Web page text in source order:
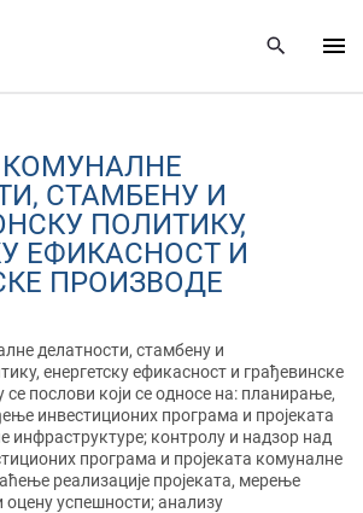
КОМУНАЛНЕ
СТАМБЕНУ И
ПОЛИТИКУ,
ЕФИКАСНОСТ И
ПРОИЗВОДЕ
делатности, стамбену и
енергетску ефикасност и грађевинске
се послови који се односе на: планирање,
инвестиционих програма и пројеката
инфраструктуре; контролу и надзор над
програма и пројеката комуналне
реализације пројеката, мерење
оцену успешности; анализу